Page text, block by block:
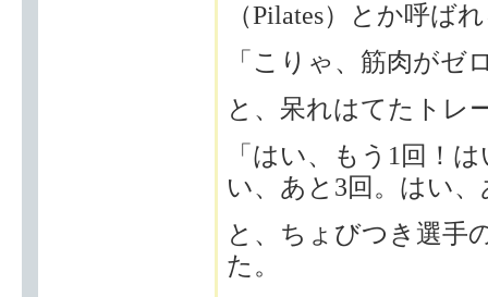
（Pilates）とか呼ば
「こりゃ、筋肉がゼ
と、呆れはてたトレ
「はい、もう1回！
い、あと3回。はい、
と、ちょびつき選手
た。